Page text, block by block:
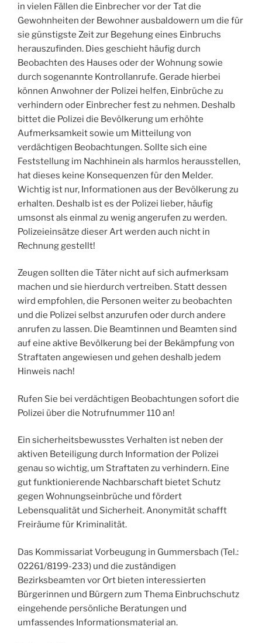
in vielen Fällen die Einbrecher vor der Tat die
Gewohnheiten der Bewohner ausbaldowern um die für
sie günstigste Zeit zur Begehung eines Einbruchs
herauszufinden. Dies geschieht häufig durch
Beobachten des Hauses oder der Wohnung sowie
durch sogenannte Kontrollanrufe. Gerade hierbei
können Anwohner der Polizei helfen, Einbrüche zu
verhindern oder Einbrecher fest zu nehmen. Deshalb
bittet die Polizei die Bevölkerung um erhöhte
Aufmerksamkeit sowie um Mitteilung von
verdächtigen Beobachtungen. Sollte sich eine
Feststellung im Nachhinein als harmlos herausstellen,
hat dieses keine Konsequenzen für den Melder.
Wichtig ist nur, Informationen aus der Bevölkerung zu
erhalten. Deshalb ist es der Polizei lieber, häufig
umsonst als einmal zu wenig angerufen zu werden.
Polizeieinsätze dieser Art werden auch nicht in
Rechnung gestellt!
Zeugen sollten die Täter nicht auf sich aufmerksam
machen und sie hierdurch vertreiben. Statt dessen
wird empfohlen, die Personen weiter zu beobachten
und die Polizei selbst anzurufen oder durch andere
anrufen zu lassen. Die Beamtinnen und Beamten sind
auf eine aktive Bevölkerung bei der Bekämpfung von
Straftaten angewiesen und gehen deshalb jedem
Hinweis nach!
Rufen Sie bei verdächtigen Beobachtungen sofort die
Polizei über die Notrufnummer 110 an!
Ein sicherheitsbewusstes Verhalten ist neben der
aktiven Beteiligung durch Information der Polizei
genau so wichtig, um Straftaten zu verhindern. Eine
gut funktionierende Nachbarschaft bietet Schutz
gegen Wohnungseinbrüche und fördert
Lebensqualität und Sicherheit. Anonymität schafft
Freiräume für Kriminalität.
Das Kommissariat Vorbeugung in Gummersbach (Tel.:
02261/8199-233) und die zuständigen
Bezirksbeamten vor Ort bieten interessierten
Bürgerinnen und Bürgern zum Thema Einbruchschutz
eingehende persönliche Beratungen und
umfassendes Informationsmaterial an.